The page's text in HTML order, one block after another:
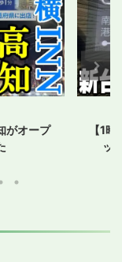
がオープ
【1
ッ